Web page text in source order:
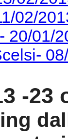
-23
dei